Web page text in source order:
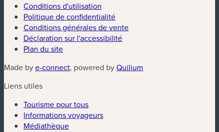
Conditions d'utilisation
Politique de confidentialité
Conditions générales de vente
Déclaration sur l'accessibilité
Plan du site
Made bye-connect(nouvelle fenêtre)
, powered byQuilium
Liens utiles
Tourisme pour tous
Informations voyageurs
Médiathèque